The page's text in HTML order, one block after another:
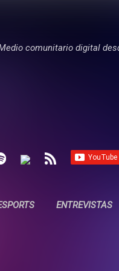
comunitario digital
ENTREVISTAS